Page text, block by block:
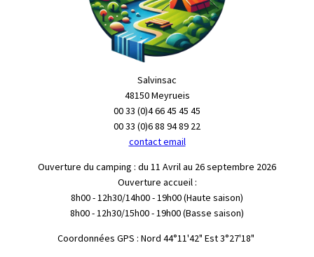
Salvinsac
48150 Meyrueis
00 33 (0)4 66 45 45 45
00 33 (0)6 88 94 89 22
contact email
Ouverture du camping : du 11 Avril au 26 septembre 2026
Ouverture accueil :
8h00 - 12h30/14h00 - 19h00 (Haute saison)
8h00 - 12h30/15h00 - 19h00 (Basse saison)
"Coordonnées GPS : Nord 44°11'42" Est 3°27'18